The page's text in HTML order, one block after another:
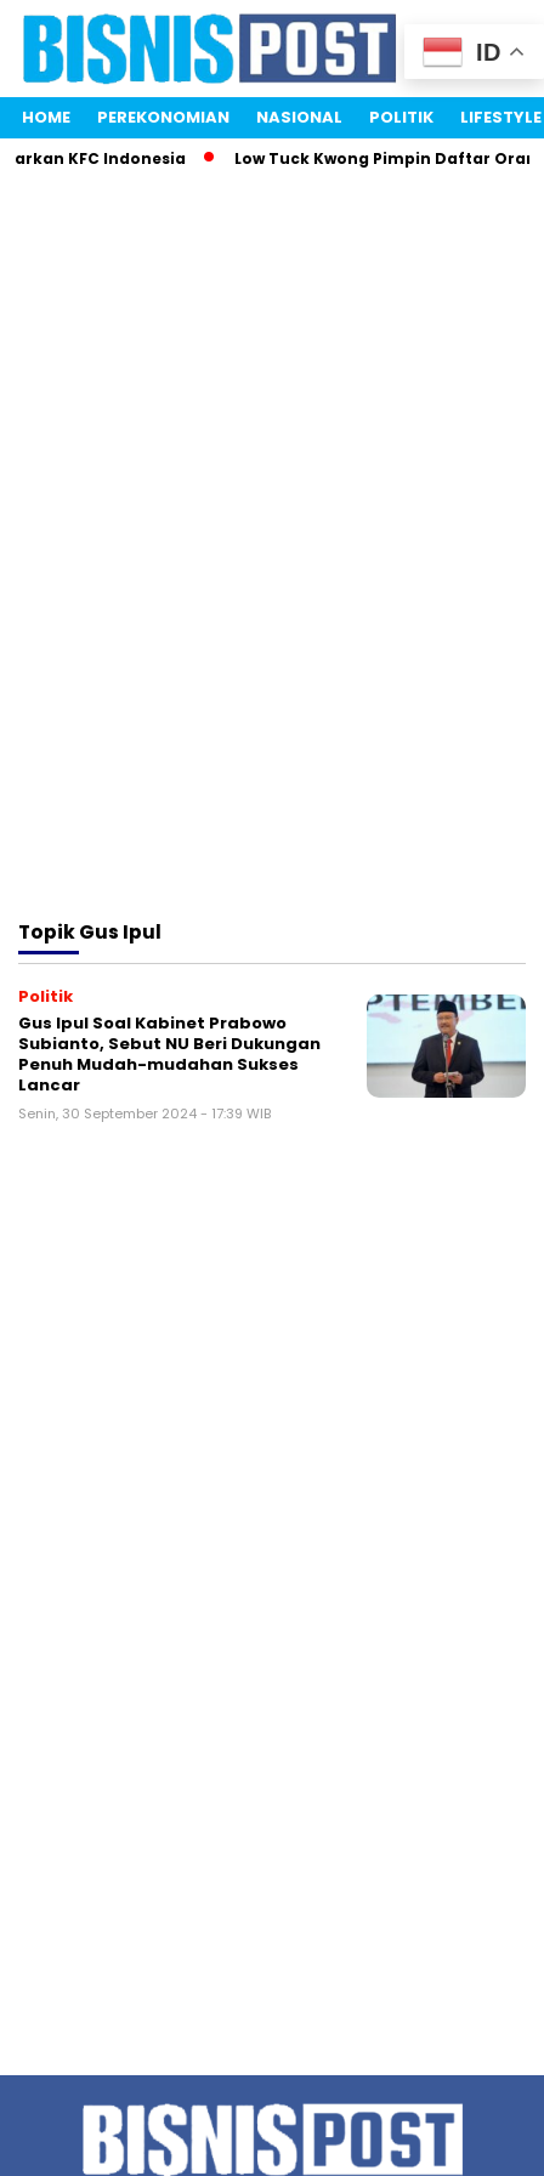
HOME PEREKONOMIAN NASIONAL POLITIK LIFESTYLE
KFC Indonesia Low Tuck Kwong Pimpin Daftar
TopikGus Ipul
Politik
Gus Ipul Soal Kabinet Prabowo
Subianto, Sebut NU Beri Dukungan
Penuh Mudah-mudahan Sukses
Lancar
Senin, 30 September 2024 - 17:39 WIB
ID